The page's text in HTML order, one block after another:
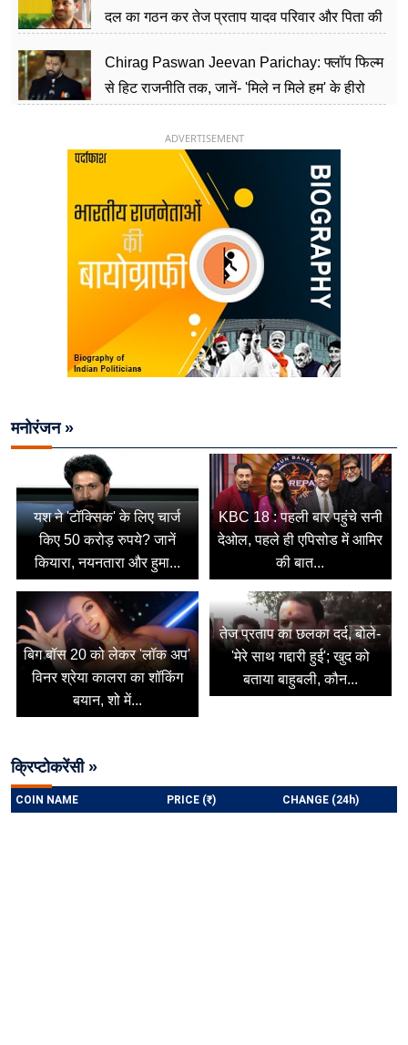
दल का गठन कर तेज प्रताप यादव परिवार और पिता की
Chirag Paswan Jeevan Parichay: फ्लॉप फिल्म
से हिट राजनीति तक, जानें- 'मिले न मिले हम' के हीरो
ADVERTISEMENT
मनोरंजन »
यश ने 'टॉक्सिक' के लिए चार्ज
किए 50 करोड़ रुपये? जानें
कियारा, नयनतारा और हुमा...
KBC 18 : पहली बार पहुंचे सनी
देओल, पहले ही एपिसोड में आमिर
की बात...
बिग बॉस 20 को लेकर 'लॉक अप'
विनर श्रेया कालरा का शॉकिंग
बयान, शो में...
तेज प्रताप का छलका दर्द, बोले-
'मेरे साथ गद्दारी हुई'; खुद को
बताया बाहुबली, कौन...
क्रिप्टोकरेंसी »